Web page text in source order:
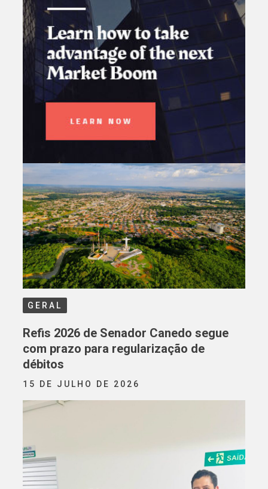
GERAL
Refis 2026 de Senador Canedo segue
com prazo para regularização de
débitos
15 DE JULHO DE 2026